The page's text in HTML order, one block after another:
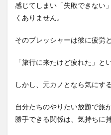
感じてしまい「失敗できない
くありません。
そのプレッシャーは彼に疲労
「旅行に来たけど疲れた」と
しかし、元カノとなら気にす
自分たちのやりたい放題で旅
勝手できる関係は、気持ちに